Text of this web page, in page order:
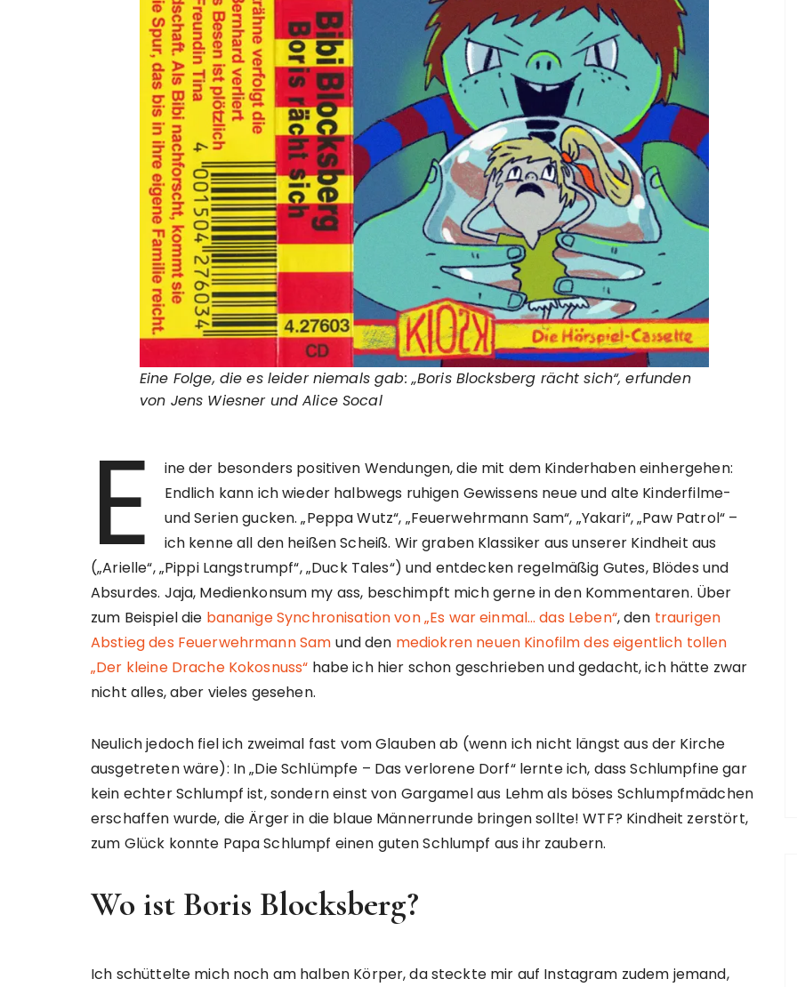
Eine Folge, die es leider niemals gab: „Boris Blocksberg rächt sich“, erfunden
von Jens Wiesner und Alice Socal
E
ine der besonders positiven Wendungen, die mit dem Kinderhaben einhergehen:
Endlich kann ich wieder halbwegs ruhigen Gewissens neue und alte Kinderfilme-
und Serien gucken. „Peppa Wutz“, „Feuerwehrmann Sam“, „Yakari“, „Paw Patrol“ –
ich kenne all den heißen Scheiß. Wir graben Klassiker aus unserer Kindheit aus
(„Arielle“, „Pippi Langstrumpf“, „Duck Tales“) und entdecken regelmäßig Gutes, Blödes und
Absurdes. Jaja, Medienkonsum my ass, beschimpft mich gerne in den Kommentaren. Über
zum Beispiel die bananige Synchronisation von „Es war einmal… das Leben“, den traurigen
Abstieg des Feuerwehrmann Sam und den mediokren neuen Kinofilm des eigentlich tollen
„Der kleine Drache Kokosnuss“ habe ich hier schon geschrieben und gedacht, ich hätte zwar
nicht alles, aber vieles gesehen.
Neulich jedoch fiel ich zweimal fast vom Glauben ab (wenn ich nicht längst aus der Kirche
ausgetreten wäre): In „Die Schlümpfe – Das verlorene Dorf“ lernte ich, dass Schlumpfine gar
kein echter Schlumpf ist, sondern einst von Gargamel aus Lehm als böses Schlumpfmädchen
erschaffen wurde, die Ärger in die blaue Männerrunde bringen sollte! WTF? Kindheit zerstört,
zum Glück konnte Papa Schlumpf einen guten Schlumpf aus ihr zaubern.
Wo ist Boris Blocksberg?
Ich schüttelte mich noch am halben Körper, da steckte mir auf Instagram zudem jemand,